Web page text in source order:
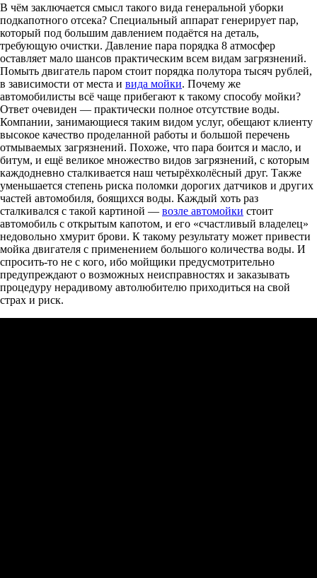
В чём заключается смысл такого вида генеральной уборки
подкапотного отсека? Специальный аппарат генерирует пар,
который под большим давлением подаётся на деталь,
требующую очистки. Давление пара порядка 8 атмосфер
оставляет мало шансов практическим всем видам загрязнений.
Помыть двигатель паром стоит порядка полутора тысяч рублей,
в зависимости от места и вида мойки. Почему же
автомобилисты всё чаще прибегают к такому способу мойки?
Ответ очевиден — практически полное отсутствие воды.
Компании, занимающиеся таким видом услуг, обещают клиенту
высокое качество проделанной работы и большой перечень
отмываемых загрязнений. Похоже, что пара боится и масло, и
битум, и ещё великое множество видов загрязнений, с которым
каждодневно сталкивается наш четырёхколёсный друг. Также
уменьшается степень риска поломки дорогих датчиков и других
частей автомобиля, боящихся воды. Каждый хоть раз
сталкивался с такой картиной — возле автомойки стоит
автомобиль с открытым капотом, и его «счастливый владелец»
недовольно хмурит брови. К такому результату может привести
мойка двигателя с применением большого количества воды. И
спросить-то не с кого, ибо мойщики предусмотрительно
предупреждают о возможных неисправностях и заказывать
процедуру нерадивому автолюбителю приходиться на свой
страх и риск.